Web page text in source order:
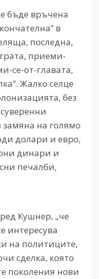
бъде връчена
в
последна,
приеми-
се-от-главата,
Жалко селце
без
замяна на голямо
долари и евро,
динари и
печалби,
Кушнер, „че
интересува
на политиците,
сделка, която
поколения нови